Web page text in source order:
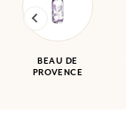
BEAU DE
PROVENCE